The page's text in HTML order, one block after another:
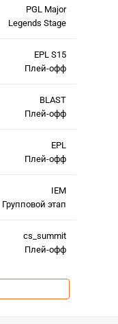
PGL Major
Legends Stage
EPL S15
Плей-офф
BLAST
Плей-офф
EPL
Плей-офф
IEM
Групповой этап
cs_summit
Плей-офф